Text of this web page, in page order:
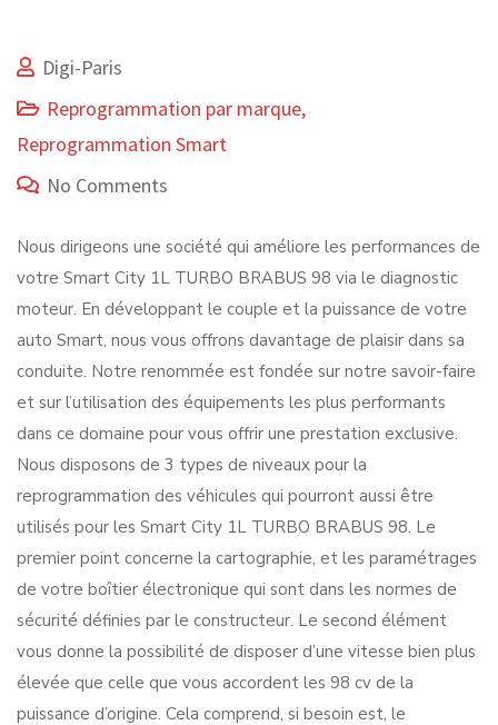
Digi-Paris
Reprogrammation par marque,
Reprogrammation Smart
No Comments
Nous dirigeons une société qui améliore les performances de
votre Smart City 1L TURBO BRABUS 98 via le diagnostic
moteur. En développant le couple et la puissance de votre
auto Smart, nous vous offrons davantage de plaisir dans sa
conduite. Notre renommée est fondée sur notre savoir-faire
et sur l’utilisation des équipements les plus performants
dans ce domaine pour vous offrir une prestation exclusive.
Nous disposons de 3 types de niveaux pour la
reprogrammation des véhicules qui pourront aussi être
utilisés pour les Smart City 1L TURBO BRABUS 98. Le
premier point concerne la cartographie, et les paramétrages
de votre boîtier électronique qui sont dans les normes de
sécurité définies par le constructeur. Le second élément
vous donne la possibilité de disposer d’une vitesse bien plus
élevée que celle que vous accordent les 98 cv de la
puissance d’origine. Cela comprend, si besoin est, le